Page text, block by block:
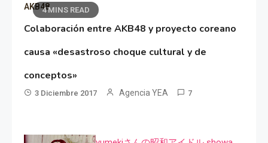
4 MINS READ
AKB48
Colaboración entre AKB48 y proyecto coreano
causa «desastroso choque cultural y de
conceptos»
3 Diciembre 2017 Agencia YEA 7